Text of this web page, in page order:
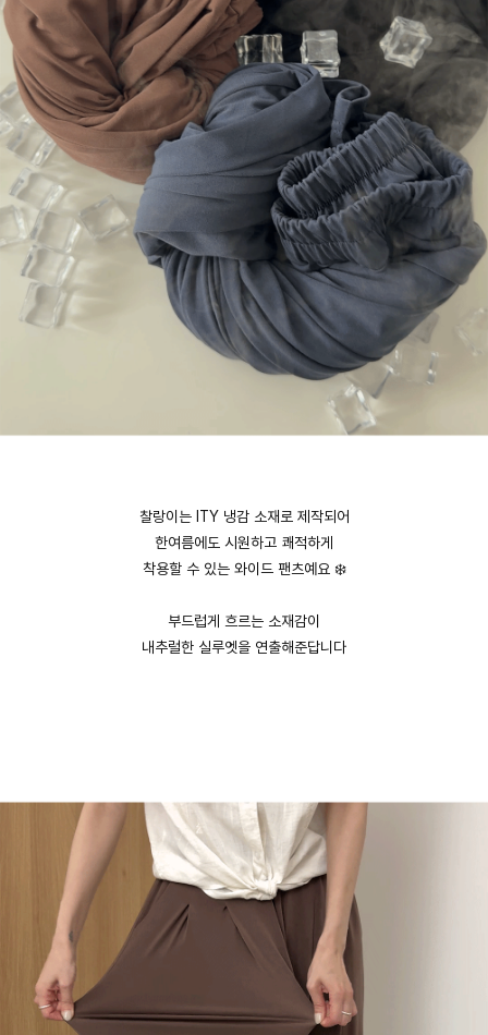
찰랑이는 ITY 냉감 소재로 제작되어
한여름에도 시원하고 쾌적하게
착용할 수 있는 와이드 팬츠예요 ❄️
부드럽게 흐르는 소재감이
내추럴한 실루엣을 연출해준답니다